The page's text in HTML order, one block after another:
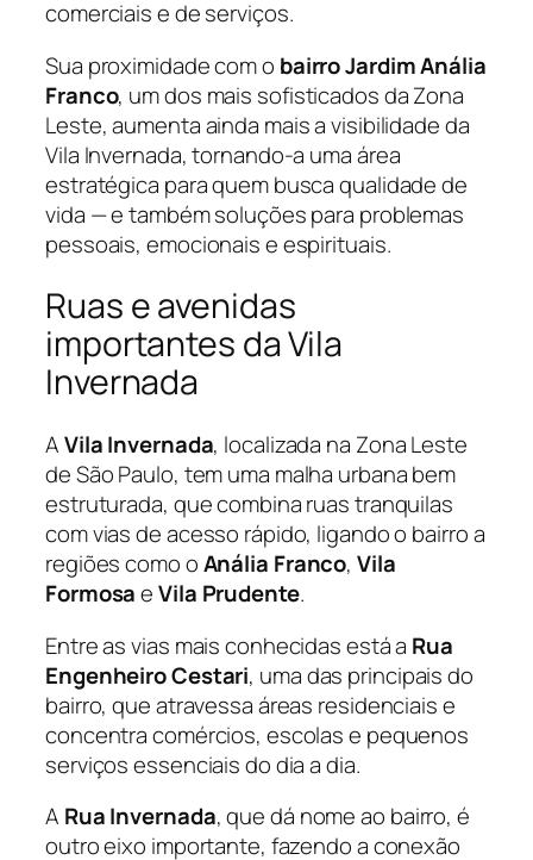
comerciais e de serviços.
Sua proximidade com o bairro Jardim Anália
Franco, um dos mais sofisticados da Zona
Leste, aumenta ainda mais a visibilidade da
Vila Invernada, tornando-a uma área
estratégica para quem busca qualidade de
vida — e também soluções para problemas
pessoais, emocionais e espirituais.
Ruas e avenidas
importantes da Vila
Invernada
AVila Invernada, localizada na Zona Leste
de São Paulo, tem uma malha urbana bem
estruturada, que combina ruas tranquilas
com vias de acesso rápido, ligando o bairro a
regiões como oAnália Franco,Vila
FormosaeVila Prudente.
Entre as vias mais conhecidas está a Rua
Engenheiro Cestari, uma das principais do
bairro, que atravessa áreas residenciais e
concentra comércios, escolas e pequenos
serviços essenciais do dia a dia.
A Rua Invernada, que dá nome ao bairro, é
outro eixo importante, fazendo a conexão